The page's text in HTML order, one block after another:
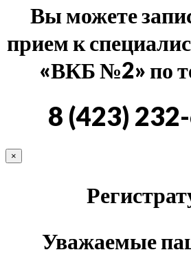
Вы можете
прием к
«ВКБ №2» по
8 (423)
×
Уважаемые